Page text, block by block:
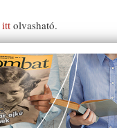
itt olvasható.